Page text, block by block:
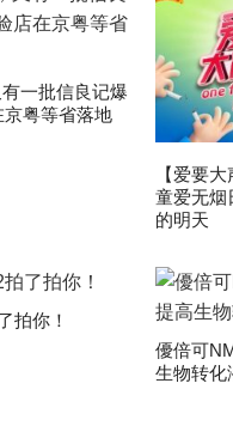
一批信良记爆
粤等省落地
【爱要
童爱无烟
的明天
拍你！
優倍可
生物转化